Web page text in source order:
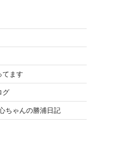
てます
グ
ちゃんの勝浦日記